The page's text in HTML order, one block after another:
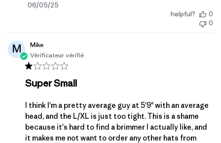
Date
06/05/25
helpful?
0
0
M
Mike
Vérificateur vérifié
Super Small
I think I'm a pretty average guy at 5'9" with an average
head, and the L/XL is just too tight. This is a shame
because it's hard to find a brimmer I actually like, and
it makes me not want to order any other hats from